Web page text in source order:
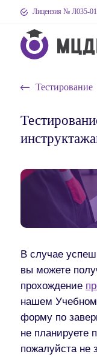
Лицензия № Л035-
Тестирование
В случае
вы можете
прохождение
нашем Учебном
форму по
не планируете
пожалуйста не